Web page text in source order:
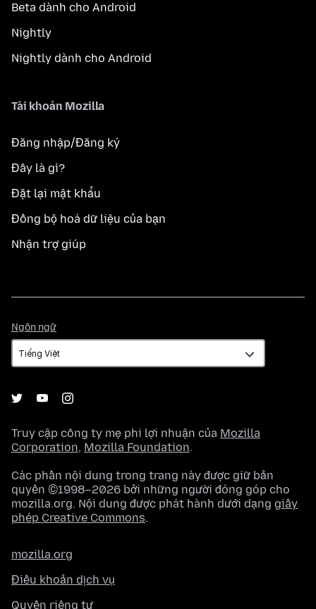
Beta dành cho Android
Nightly
Nightly dành cho Android
Tài khoản Mozilla
Đăng nhập/Đăng ký
Đây là gì?
Đặt lại mật khẩu
Đồng bộ hoá dữ liệu của bạn
Nhận trợ giúp
Ngôn ngữ
ngữ
Truy cập công ty mẹ phi lợi nhuận của Mozilla
Corporation, Mozilla Foundation.
Các phần nội dung trong trang này được giữ bản
quyền ©1998–2026 bởi những người đóng góp cho
mozilla.org. Nội dung được phát hành dưới dạng giấy
phép Creative Commons.
mozilla.org
Điều khoản dịch vụ
Quyền riêng tư